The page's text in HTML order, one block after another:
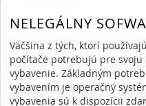
NELEGÁLNY
Väčšina z tých, ktorí
počítače potrebujú pre
vybavenie. Základným
vybavením je operačný
vybavenia sú k dispozícii